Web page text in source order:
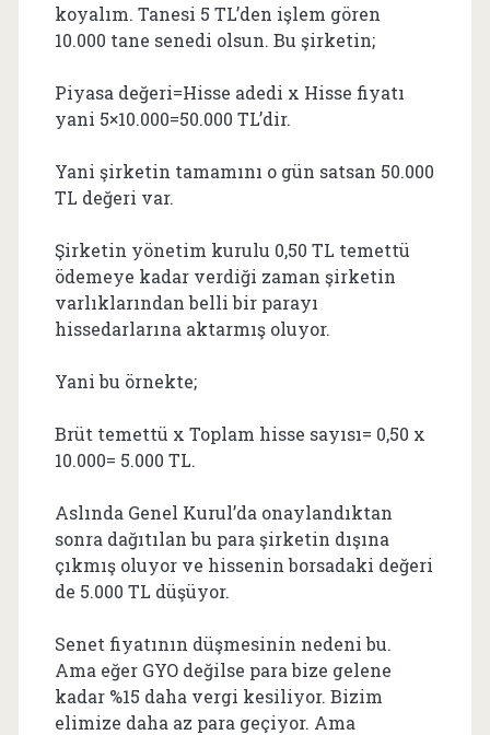
koyalım. Tanesi 5 TL’den işlem gören
10.000 tane senedi olsun. Bu şirketin;
Piyasa değeri=Hisse adedi x Hisse fiyatı
yani 5×10.000=50.000 TL’dir.
Yani şirketin tamamını o gün satsan 50.000
TL değeri var.
Şirketin yönetim kurulu 0,50 TL temettü
ödemeye kadar verdiği zaman şirketin
varlıklarından belli bir parayı
hissedarlarına aktarmış oluyor.
Yani bu örnekte;
Brüt temettü x Toplam hisse sayısı= 0,50 x
10.000= 5.000 TL.
Aslında Genel Kurul’da onaylandıktan
sonra dağıtılan bu para şirketin dışına
çıkmış oluyor ve hissenin borsadaki değeri
de 5.000 TL düşüyor.
Senet fiyatının düşmesinin nedeni bu.
Ama eğer GYO değilse para bize gelene
kadar %15 daha vergi kesiliyor. Bizim
elimize daha az para geçiyor. Ama